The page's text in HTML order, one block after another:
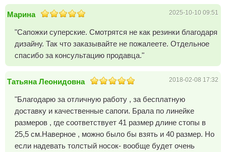
Марина 2025-10-10 09:51
"Сапожки суперские. Смотрятся не как резинки благодаря
дизайну. Так что заказывайте не пожалеете. Отдельное
спасибо за консультацию продавца."
Татьяна Леонидовна 2018-02-08 17:32
"Благодарю за отличную работу , за бесплатную
доставку и качественные сапоги. Брала по линейке
размеров , где соответствует 41 размер длине стопы в
25,5 см.Наверное , можно было бы взять и 40 размер. Но
если надевать толстый носок- вообще будет очень